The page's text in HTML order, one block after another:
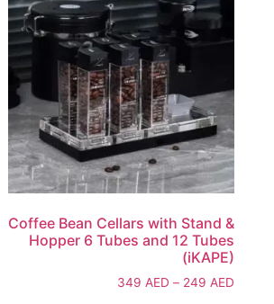
Coffee Bean Cellars with Stand &
Hopper 6 Tubes and 12 Tubes
(iKAPE)
249AED
–
349AED